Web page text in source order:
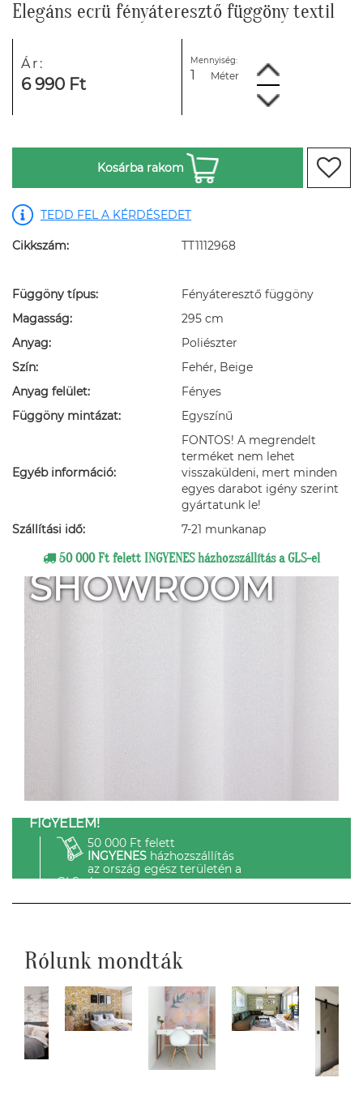
Elegáns ecrü fényáteresztő függöny textil
Ár:
6 990 Ft
Mennyiség:
Méter
Kosárba rakom
TEDD FEL A KÉRDÉSEDET
Cikkszám: TT1112968
Függöny típus:
Fényáteresztő függöny
Magasság:
295 cm
Anyag:
Poliészter
Szín:
Fehér, Beige
Anyag felület:
Fényes
Függöny mintázat:
Egyszínű
Egyéb információ:
FONTOS! A megrendelt
terméket nem lehet
visszaküldeni, mert minden
egyes darabot igény szerint
gyártatunk le!
Szállítási idő:
7-21 munkanap
50 000 Ft felett INGYENES házhozszállítás a GLS-el
SHOWROOM
FIGYELEM!
50 000 Ft felett
INGYENESházhozszállítás
az ország egész területén a
GLS-el.
Rólunk mondták